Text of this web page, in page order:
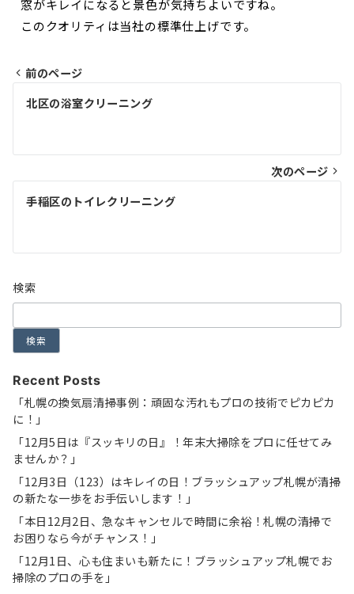
窓がキレイになると景色が気持ちよいですね。
このクオリティは当社の標準仕上げです。
前のページ
北区の浴室クリーニング
次のページ
手稲区のトイレクリーニング
検索
検索
Recent Posts
「札幌の換気扇清掃事例：頑固な汚れもプロの技術でピカピカ
に！」
「12月5日は『スッキリの日』！年末大掃除をプロに任せてみ
ませんか？」
「12月3日（123）はキレイの日！ブラッシュアップ札幌が清掃
の新たな一歩をお手伝いします！」
「本日12月2日、急なキャンセルで時間に余裕！札幌の清掃で
お困りなら今がチャンス！」
「12月1日、心も住まいも新たに！ブラッシュアップ札幌でお
掃除のプロの手を」